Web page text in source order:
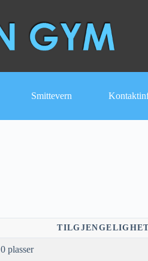
Smittevern
0 plasser